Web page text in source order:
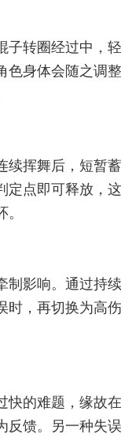
转圈经过中，
身体会随之调
挥舞后，短暂
点即可释放，
影响。通过持
，再切换为高
的难题，缘故
馈。另一种失